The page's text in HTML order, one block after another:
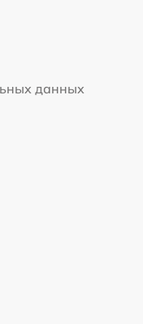
данных